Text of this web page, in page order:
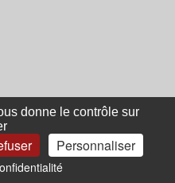
donne le contrôle sur
Personnaliser